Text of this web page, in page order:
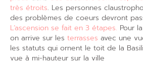
très étroits. Les personnes
des problèmes de coeurs devront
L’ascension se fait en 3 étapes. Pour
on arrive sur les terrasses avec une
les statuts qui ornent le toit de la
vue à mi-hauteur sur la ville